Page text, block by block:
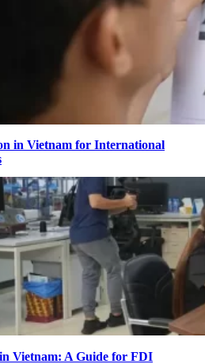
in Vietnam for International
Vietnam: A Guide for FDI